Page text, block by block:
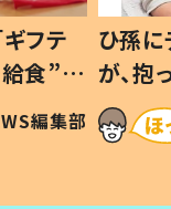
フテ
食”を
の親
編集部
ひ孫
が、
「涙が
い」